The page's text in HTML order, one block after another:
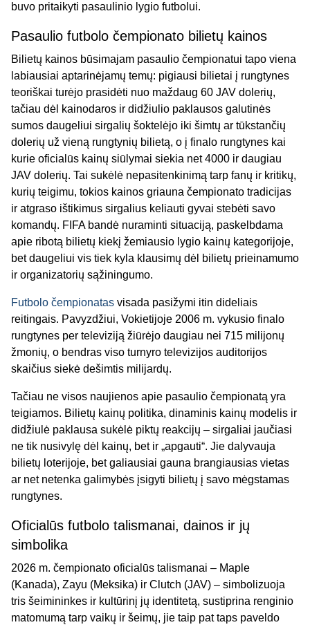
buvo pritaikyti pasaulinio lygio futbolui.
Pasaulio futbolo čempionato bilietų kainos
Bilietų kainos būsimajam pasaulio čempionatui tapo viena
labiausiai aptarinėjamų temų: pigiausi bilietai į rungtynes
teoriškai turėjo prasidėti nuo maždaug 60 JAV dolerių,
tačiau dėl kainodaros ir didžiulio paklausos galutinės
sumos daugeliui sirgalių šoktelėjo iki šimtų ar tūkstančių
dolerių už vieną rungtynių bilietą, o į finalo rungtynes kai
kurie oficialūs kainų siūlymai siekia net 4000 ir daugiau
JAV dolerių. Tai sukėlė nepasitenkinimą tarp fanų ir kritikų,
kurių teigimu, tokios kainos griauna čempionato tradicijas
ir atgraso ištikimus sirgalius keliauti gyvai stebėti savo
komandų. FIFA bandė nuraminti situaciją, paskelbdama
apie ribotą bilietų kiekį žemiausio lygio kainų kategorijoje,
bet daugeliui vis tiek kyla klausimų dėl bilietų prieinamumo
ir organizatorių sąžiningumo.
Futbolo čempionatas visada pasižymi itin dideliais
reitingais. Pavyzdžiui, Vokietijoje 2006 m. vykusio finalo
rungtynes per televiziją žiūrėjo daugiau nei 715 milijonų
žmonių, o bendras viso turnyro televizijos auditorijos
skaičius siekė dešimtis milijardų.
Tačiau ne visos naujienos apie pasaulio čempionatą yra
teigiamos. Bilietų kainų politika, dinaminis kainų modelis ir
didžiulė paklausa sukėlė piktų reakcijų – sirgaliai jaučiasi
ne tik nusivylę dėl kainų, bet ir „apgauti“. Jie dalyvauja
bilietų loterijoje, bet galiausiai gauna brangiausias vietas
ar net netenka galimybės įsigyti bilietų į savo mėgstamas
rungtynes.
Oficialūs futbolo talismanai, dainos ir jų
simbolika
2026 m. čempionato oficialūs talismanai – Maple
(Kanada), Zayu (Meksika) ir Clutch (JAV) – simbolizuoja
tris šeimininkes ir kultūrinį jų identitetą, sustiprina renginio
matomumą tarp vaikų ir šeimų, jie taip pat taps paveldo